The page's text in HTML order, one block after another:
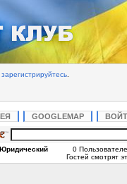
зарегистрируйтесь
GOOGLEMAP
Юридический
0
Гостей смотрят